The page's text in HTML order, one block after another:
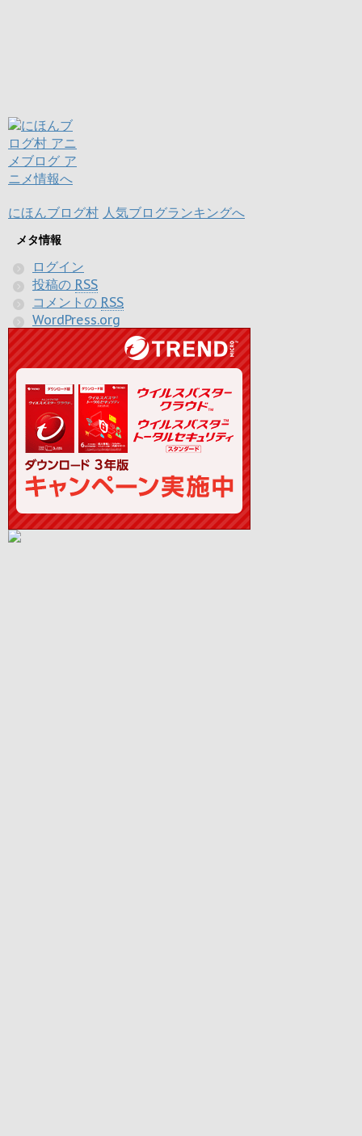
にほんブログ村 人気ブログランキングへ
メタ情報
ログイン
投稿の RSS
コメントの RSS
WordPress.org